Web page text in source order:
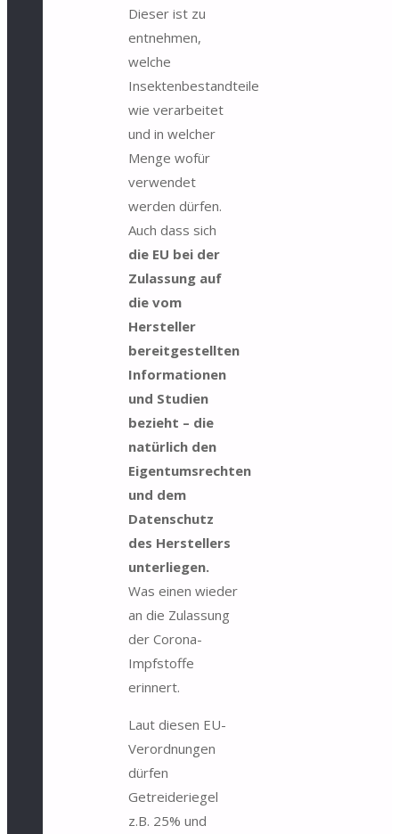
Dieser ist zu
entnehmen,
welche
Insektenbestandteile
wie verarbeitet
und in welcher
Menge wofür
verwendet
werden dürfen.
Auch dass sich
die EU bei der
Zulassung auf
die vom
Hersteller
bereitgestellten
Informationen
und Studien
bezieht – die
natürlich den
Eigentumsrechten
und dem
Datenschutz
des Herstellers
unterliegen.
Was einen wieder
an die Zulassung
der Corona-
Impfstoffe
erinnert.
Laut diesen EU-
Verordnungen
dürfen
Getreideriegel
z.B. 25% und